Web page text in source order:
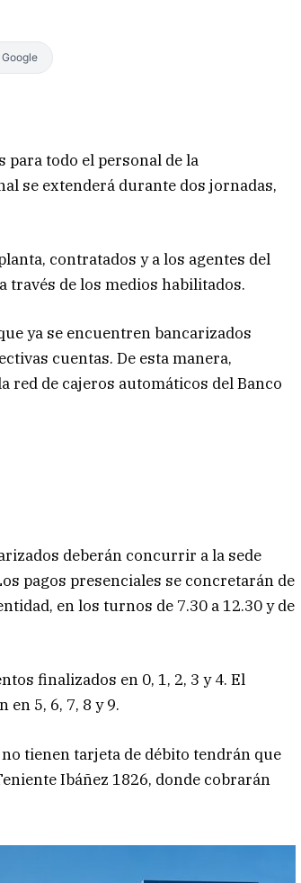
para todo el personal de la
se extenderá durante dos jornadas,
contratados y a los agentes del
través de los medios habilitados.
ya se encuentren bancarizados
cuentas. De esta manera,
red de cajeros automáticos del Banco
deberán concurrir a la sede
pagos presenciales se concretarán de
en los turnos de 7.30 a 12.30 y de
finalizados en 0, 1, 2, 3 y 4. El
5, 6, 7, 8 y 9.
tienen tarjeta de débito tendrán que
Ibáñez 1826, donde cobrarán